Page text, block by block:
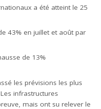
a été atteint le 25
43% en juillet et août par
de 13%
les prévisions les plus
infrastructures
mais ont su relever le